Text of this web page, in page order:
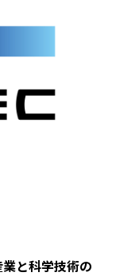
と科学技術の